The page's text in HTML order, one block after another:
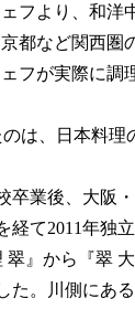
フより、和洋
都など関西圏
フが実際に調
は、日本料理
業後、大阪・
て2011年独
』から『翠
た。川側にあ